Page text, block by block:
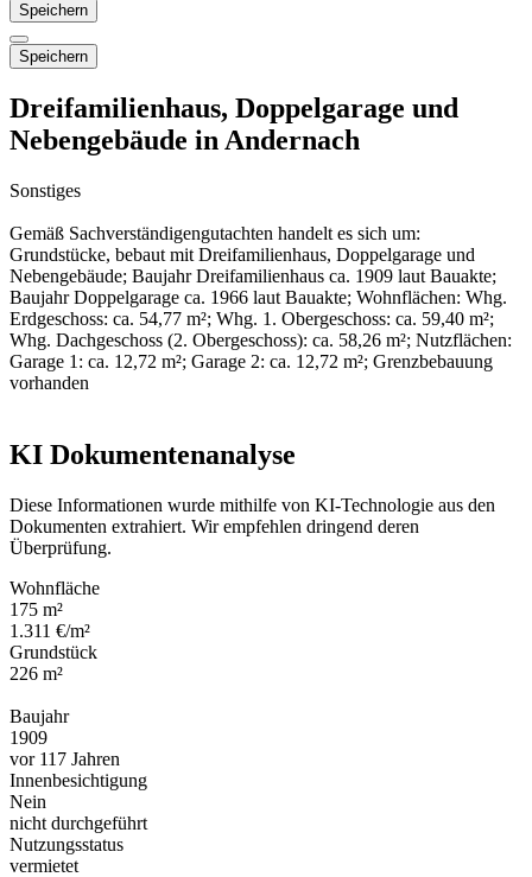
Speichern
Speichern
Dreifamilienhaus, Doppelgarage und
Nebengebäude in Andernach
Sonstiges
Gemäß Sachverständigengutachten handelt es sich um:
Grundstücke, bebaut mit Dreifamilienhaus, Doppelgarage und
Nebengebäude; Baujahr Dreifamilienhaus ca. 1909 laut Bauakte;
Baujahr Doppelgarage ca. 1966 laut Bauakte; Wohnflächen: Whg.
Erdgeschoss: ca. 54,77 m²; Whg. 1. Obergeschoss: ca. 59,40 m²;
Whg. Dachgeschoss (2. Obergeschoss): ca. 58,26 m²; Nutzflächen:
Garage 1: ca. 12,72 m²; Garage 2: ca. 12,72 m²; Grenzbebauung
vorhanden
KI Dokumentenanalyse
Diese Informationen wurde mithilfe von KI-Technologie aus den
Dokumenten extrahiert. Wir empfehlen dringend deren
Überprüfung.
Wohnfläche
175 m²
1.311 €/m²
Grundstück
226 m²
Baujahr
1909
vor 117 Jahren
Innenbesichtigung
Nein
nicht durchgeführt
Nutzungsstatus
vermietet